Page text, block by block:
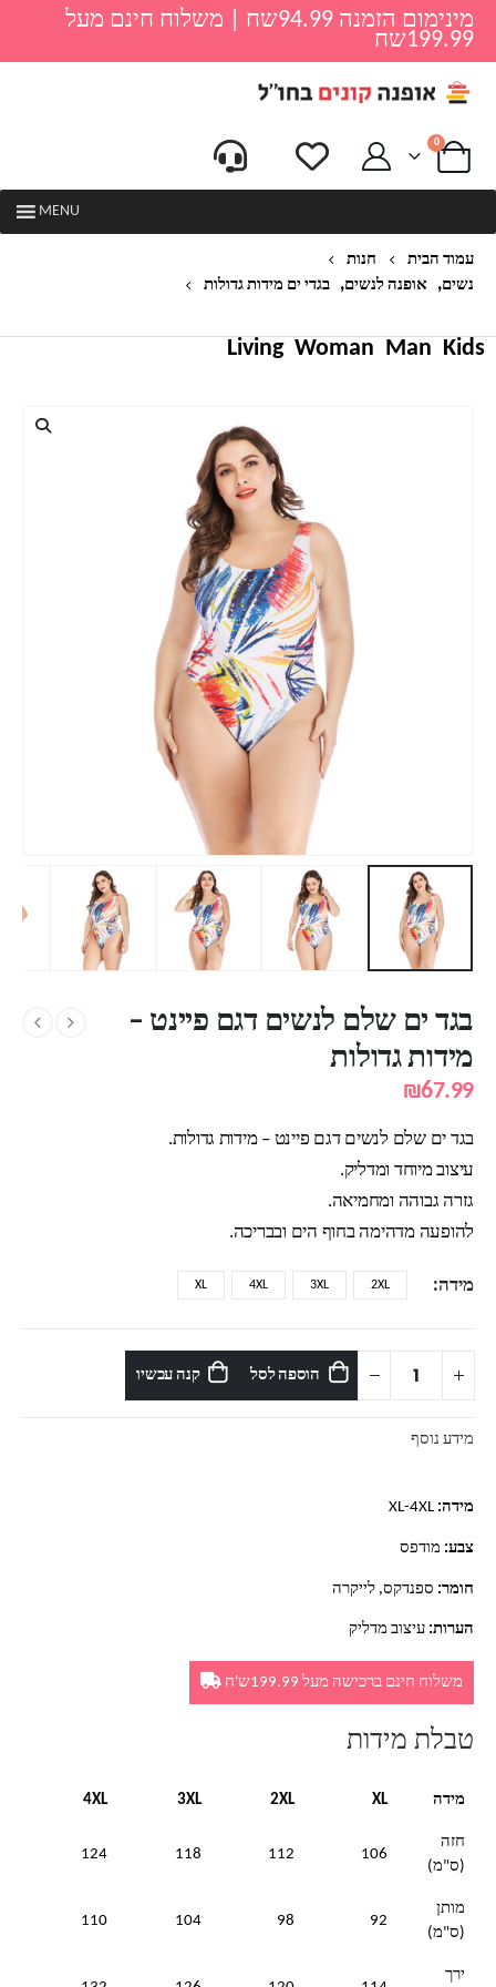
מינימום הזמנה 94.99שח | משלוח חינם מעל
199.99שח
0
MENU
עמוד הבית
חנות
נשים, אופנה לנשים, בגדי ים מידות גדולות
Kids
Man
Woman
Living
בגד ים שלם לנשים דגם פיינט –
מידות גדולות
₪67.99
בגד ים שלם לנשים דגם פיינט – מידות גדולות.
עיצוב מיוחד ומדליק.
גזרה גבוהה ומחמיאה.
להופעה מדהימה בחוף הים ובבריכה.
מידה 2XL
3XL
4XL
XL
הוספה לסל קנה עכשיו
מידע נוסף
מידה: XL-4XL
צבע: מודפס
חומר: ספנדקס, לייקרה
הערות: עיצוב מדליק
משלוח חינם ברכישה מעל 199.99ש'ח
טבלת מידות
מידה XL
2XL
3XL
4XL
חזה
(ס"מ)
106
112
118
124
מותן
(ס"מ)
92
98
104
110
ירך